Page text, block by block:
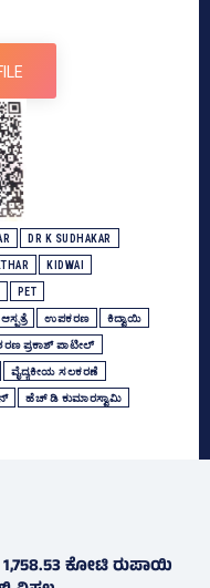
DR K SUDHAKAR
KIDWAI
PET
ಆಸ್ಪತ್ರೆ ಉಪಕರಣ ಕಿದ್ವಾಯಿ
ಪ್ರಕಾಶ್‌ ಪಾಟೀಲ್‌
ವೈದ್ಯಕೀಯ ಸಲಕರಣೆ
ಹೆಚ್‌ ಡಿ ಕುಮಾರಸ್ವಾಮಿ
ಕೋಟಿ ರುಪಾಯಿ